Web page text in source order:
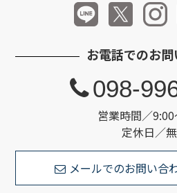
お電話でのお
営業時間／
定休日／
098-
メールでのお問い合